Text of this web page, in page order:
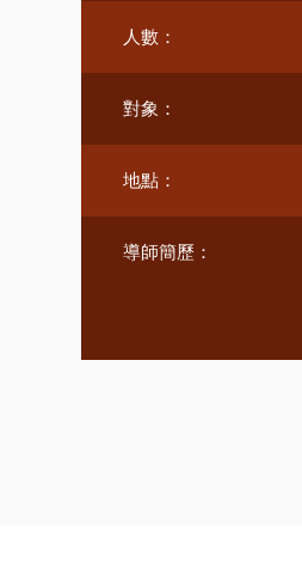
人數：
對象：
地點：
導師簡歷：